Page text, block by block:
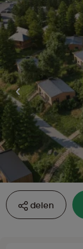
delen